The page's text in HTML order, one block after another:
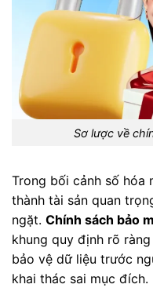
Sơ lược về
Trong bối cảnh số hóa
thành tài sản quan
ngặt. Chính sách bảo
khung quy định rõ
bảo vệ dữ liệu trước
khai thác sai mục đích.